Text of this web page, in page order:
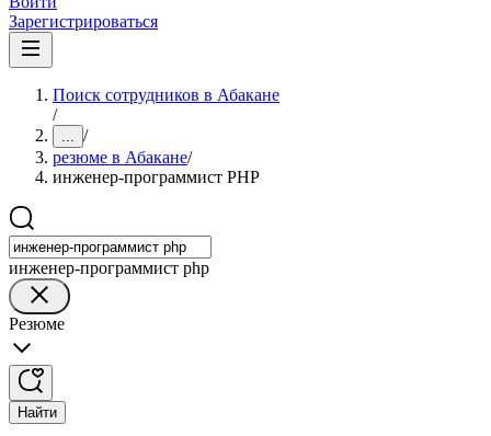
Зарегистрироваться
Поиск сотрудников в Абакане
/
... /
резюме в Абакане/
инженер-программист PHP
инженер-программист php
Резюме
Найти